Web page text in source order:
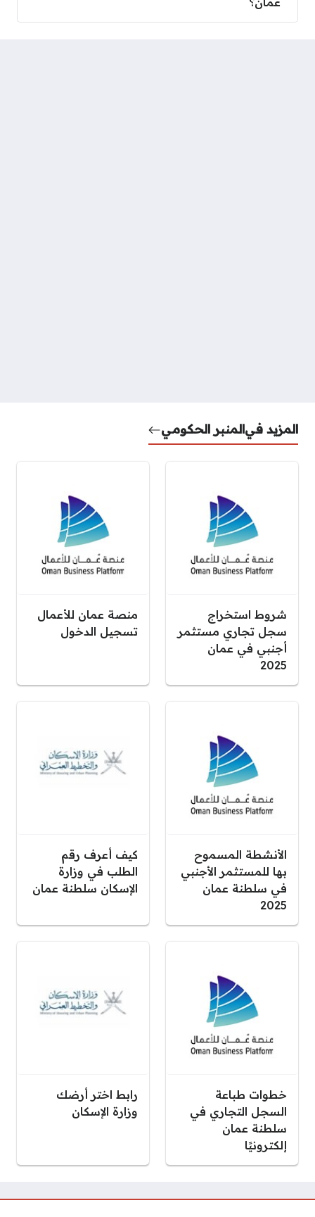
المزيد فيالمنبر الحكومي
شروط استخراج
سجل تجاري مستثمر
أجنبي في عمان
2025
منصة عمان للأعمال
تسجيل الدخول
الأنشطة المسموح
بها للمستثمر الأجنبي
في سلطنة عمان
2025
كيف أعرف رقم
الطلب في وزارة
الإسكان سلطنة عمان
خطوات طباعة
السجل التجاري في
سلطنة عمان
إلكترونيًا
رابط اختر أرضك
وزارة الإسكان